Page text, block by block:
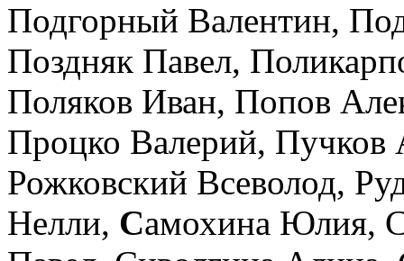
Подгорный Валентин,
Поздняк Павел,
Поляков Иван, Попов
Процко Валерий, Пучков
Рожковский Всеволод,
Нелли, Самохина Юлия,